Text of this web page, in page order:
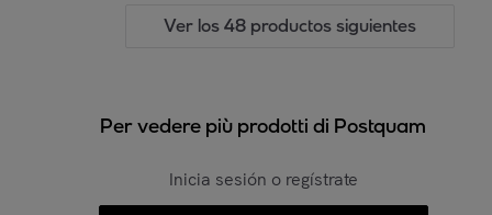
Ver los 48 productos siguientes
Per vedere più prodotti di Postquam
Inicia sesión o regístrate